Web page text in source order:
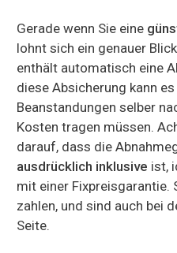
Gerade wenn Sie eine
lohnt sich ein genauer
enthält automatisch eine
diese Absicherung kann
Beanstandungen selber
Kosten tragen müssen.
darauf, dass die
ausdrücklich inklusive ist,
mit einer Fixpreisgarantie.
zahlen, und sind auch bei
Seite.